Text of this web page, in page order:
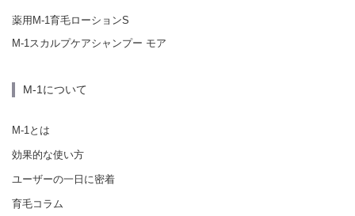
薬用M-1育毛ローションS
M-1スカルプケアシャンプー モア
M-1について
M-1とは
効果的な使い方
ユーザーの一日に密着
育毛コラム